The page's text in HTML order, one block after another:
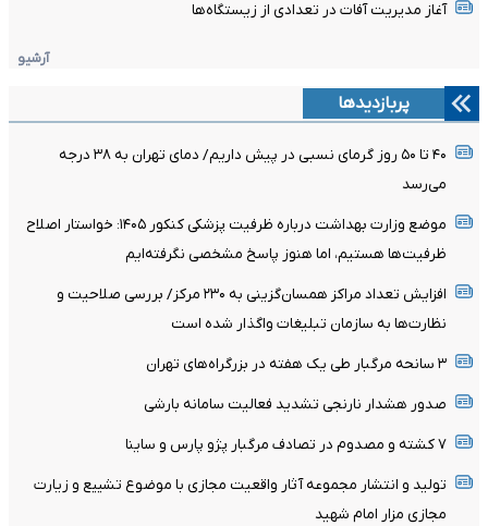
آغاز مدیریت آفات در تعدادی از زیستگاه‌ها
آرشیو
پربازدیدها
۴۰ تا ۵۰ روز گرمای نسبی در پیش داریم/ دمای تهران به ۳۸ درجه
می‌رسد
موضع وزارت بهداشت درباره ظرفیت پزشکی کنکور ۱۴۰۵: خواستار اصلاح
ظرفیت‌ها هستیم، اما هنوز پاسخ مشخصی نگرفته‌ایم
افزایش تعداد مراکز همسان‌گزینی به ۲۳۰ مرکز/ بررسی صلاحیت و
نظارت‌ها به سازمان تبلیغات واگذار شده است
۳ سانحه مرگبار طی یک هفته در بزرگراه‌های تهران
صدور هشدار نارنجی تشدید فعالیت سامانه بارشی
۷ کشته و مصدوم در تصادف مرگبار پژو پارس و ساینا
تولید و انتشار مجموعه آثار واقعیت مجازی با موضوع تشییع و زیارت
مجازی مزار امام شهید